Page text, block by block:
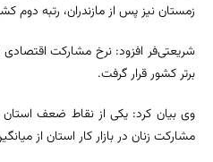
زمستان نیز پس از مازندران، رتبه دوم
برتر کشور قرار گرفت.
مشارکت زنان در بازار کار استان از